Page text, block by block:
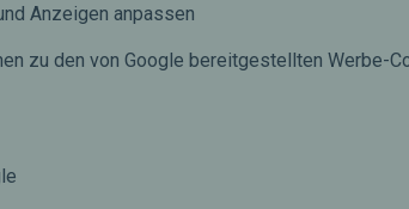
Anzeigen anpassen
zu den von Google bereitgestellten Werbe-